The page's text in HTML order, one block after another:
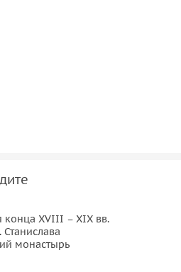
Драматического театра, у
Бронзовая дама с собачкой,
то из своих давних
XVIII – XIX вв.
монастырь